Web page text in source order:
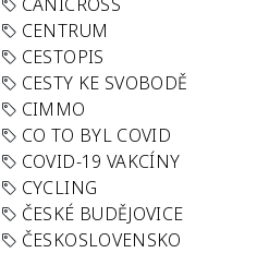
CENTRUM
CESTOPIS
CESTY KE SVOBODĚ
CIMMO
CO TO BYL COVID
COVID-19 VAKCÍNY
CYCLING
ČESKÉ BUDĚJOVICE
ČESKOSLOVENSKO